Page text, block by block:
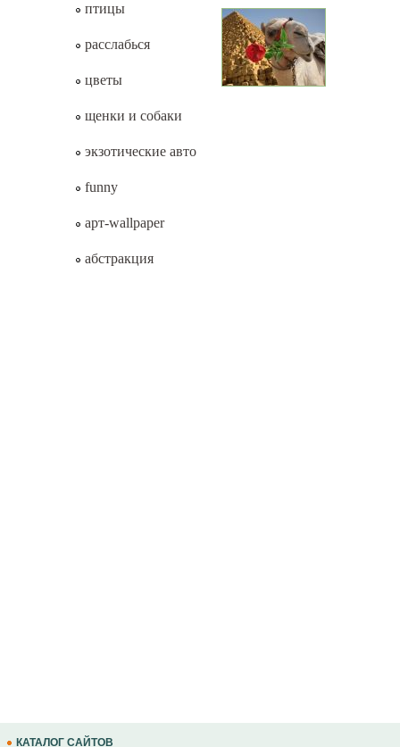
птицы
расслабься
цветы
щенки и собаки
экзотические авто
funny
арт-wallpaper
абстракция
КАТАЛОГ САЙТОВ